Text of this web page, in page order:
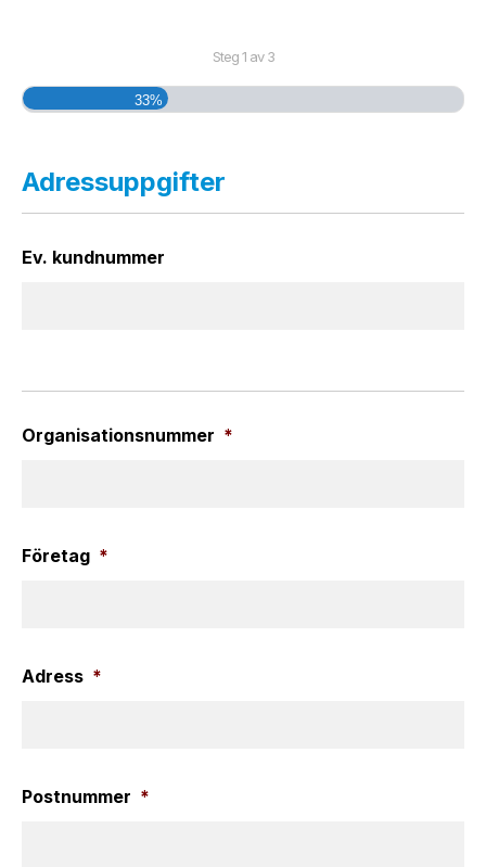
Steg1av3
33%
Adressuppgifter
Ev. kundnummer
Organisationsnummer *
Företag *
Adress *
Postnummer *